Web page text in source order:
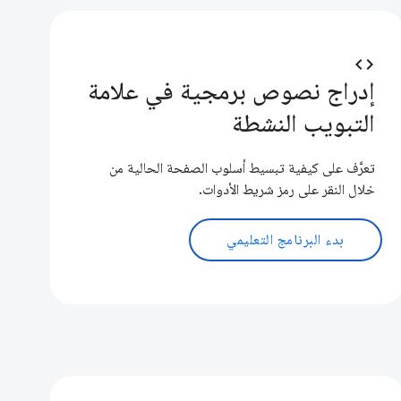
code
إدراج نصوص برمجية في علامة
التبويب النشطة
تعرَّف على كيفية تبسيط أسلوب الصفحة الحالية من
خلال النقر على رمز شريط الأدوات.
بدء البرنامج التعليمي